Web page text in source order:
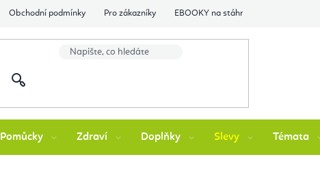
Obchodní podmínky Pro zákazníky EBOOKY na stáhnutí
Pomůcky Zdraví Doplňky Slevy Témata